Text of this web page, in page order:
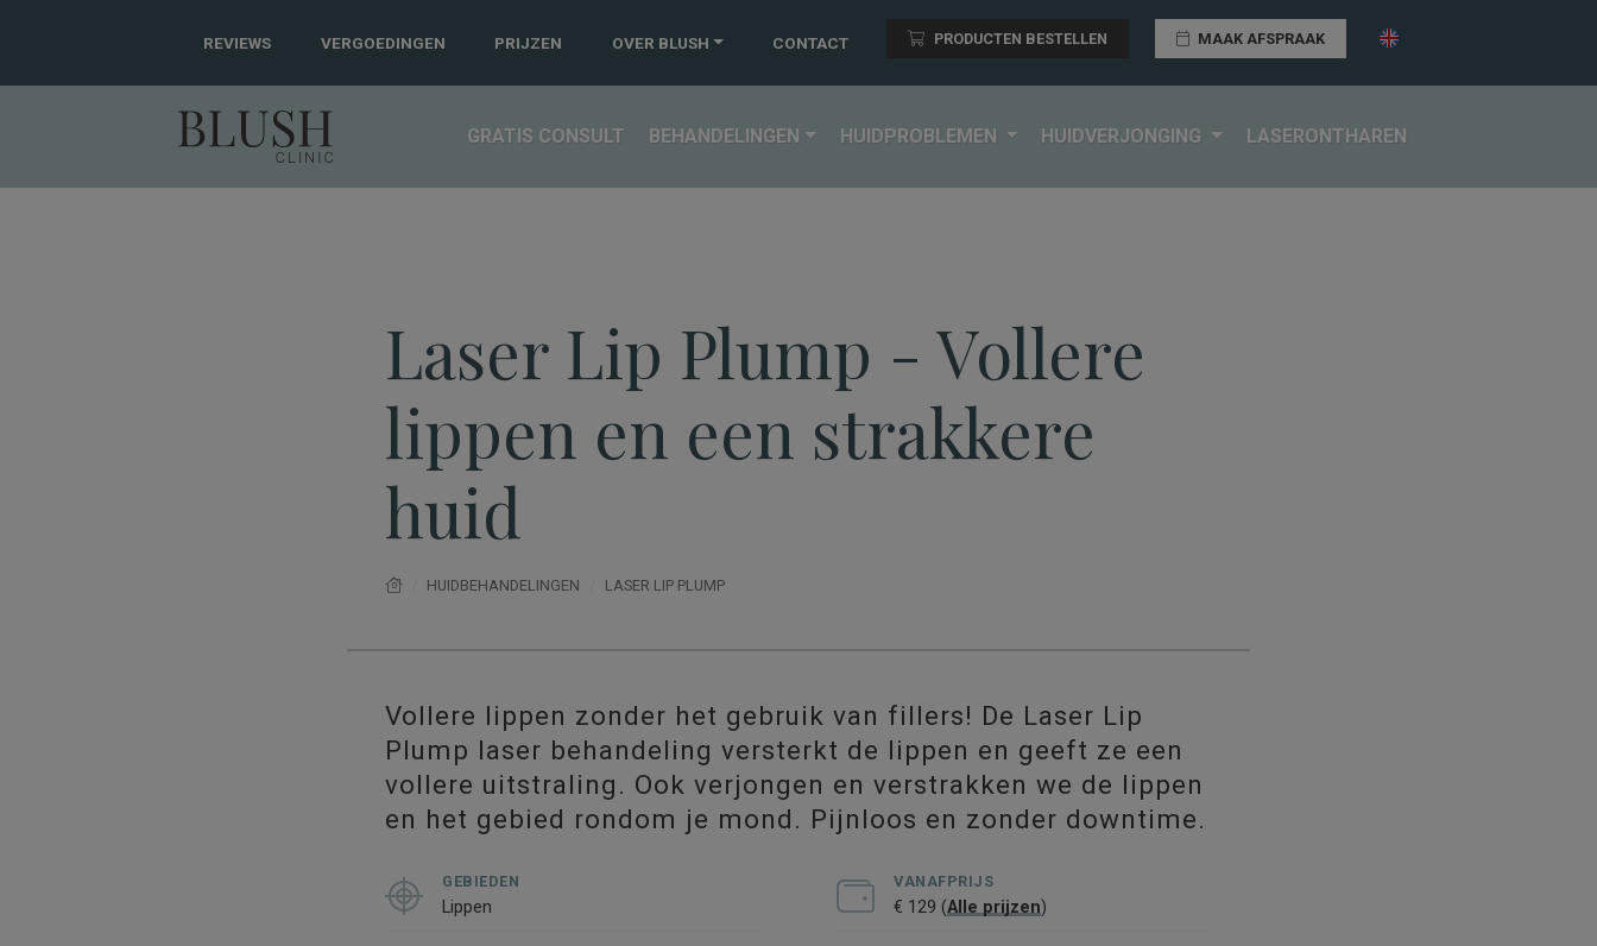
REVIEWS VERGOEDINGEN PRIJZEN OVER BLUSH CONTACT PRODUCTEN BESTELLEN MAAK AFSPRAAK
GRATIS CONSULT BEHANDELINGEN HUIDPROBLEMEN HUIDVERJONGING LASERONTHAREN
Laser Lip Plump - Vollere
lippen en een strakkere
huid
HUIDBEHANDELINGEN LASER LIP PLUMP
Vollere lippen zonder het gebruik van fillers! De Laser Lip
Plump laser behande­ling versterkt de lippen en geeft ze een
vollere uit­straling. Ook ver­jongen en verstrakken we de lippen
en het gebied rondom je mond. Pijnloos en zonder downtime.
GEBIEDEN
Lippen
VANAFPRIJS
€ 129 (Alle prijzen)